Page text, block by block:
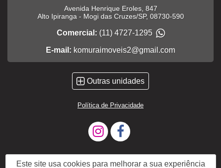
Avenida Henrique Eroles, 847
Alto Ipiranga - Mogi das Cruzes/SP, 08730-590
Comercial: (11) 4727-1295
E-mail: komuraimoveis2@gmail.com
Outras unidades
Política de Privacidade
Este site usa cookies para melhorar a sua experiência